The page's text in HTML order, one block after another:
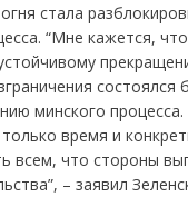
стала
“Мне кажется,
состоялся
минского процесса.
время и
всем, что стороны
– заявил